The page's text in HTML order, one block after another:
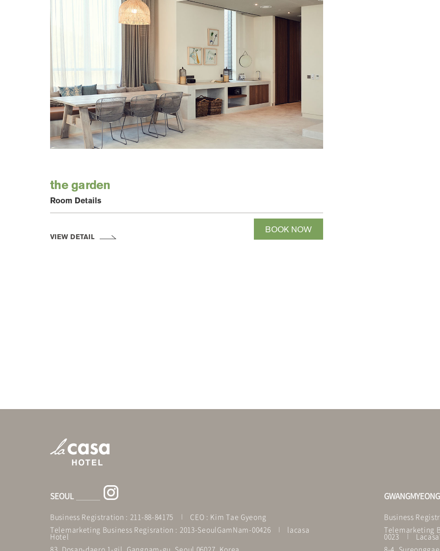
the garden
Room Details
VIEW DETAIL
BOOK NOW
SEOUL
Business Registration : 211-88-84175
CEO : Kim Tae Gyeong
Telemarketing Business Regisration : 2013-SeoulGamNam-00426
lacasa
Hotel
83, Dosan-daero 1-gil, Gangnam-gu, Seoul 06027, Korea
GWANGMYEONG
Business
Telemarketing
0023
8-4,